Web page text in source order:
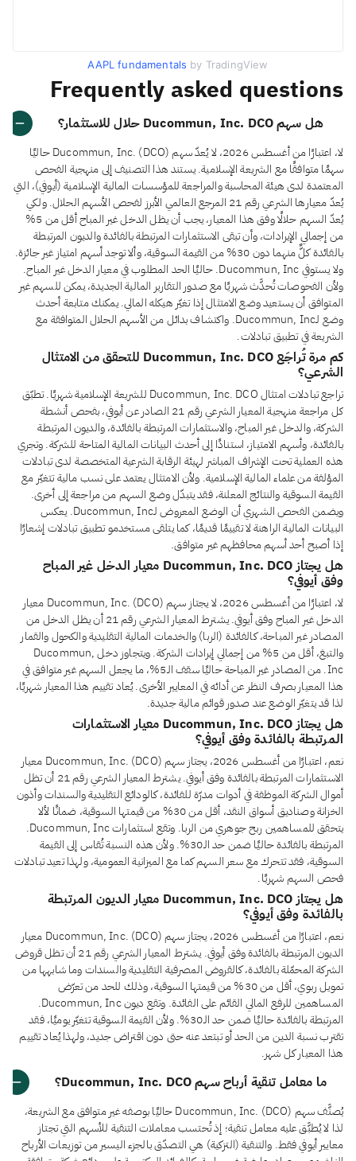
AAPL fundamentals by TradingView
Frequently asked questions
هل سهم Ducommun, Inc. DCO حلال للاستثمار؟
لا، اعتبارًا من أغسطس 2026، لا يُعدّ سهم Ducommun, Inc. (DCO) حاليًا
سهمًا متوافقًا مع الشريعة الإسلامية. يستند هذا التصنيف إلى منهجية الفحص
المعتمدة لدى هيئة المحاسبة والمراجعة للمؤسسات المالية الإسلامية (أيوفي)، التي
يُعدّ معيارها الشرعي رقم 21 المرجع العالمي الأبرز لفحص الأسهم الحلال. ولكي
يُعدّ السهم حلالًا وفق هذا المعيار، يجب أن يظل الدخل غير المباح أقل من 5%
من إجمالي الإيرادات، وأن تبقى الاستثمارات المرتبطة بالفائدة والديون المرتبطة
بالفائدة كلٌّ منهما دون 30% من القيمة السوقية، وألا توجد أسهم امتياز غير جائزة.
ولا يستوفي Ducommun, Inc. حاليًا الحد المطلوب في معيار الدخل غير المباح.
ولأن الفحوصات تُحدَّث شهريًا مع صدور التقارير المالية الجديدة، يمكن للسهم غير
المتوافق أن يستعيد وضع الامتثال إذا تغيّر هيكله المالي. يمكنك متابعة أحدث
وضع لـDucommun, Inc. واكتشاف بدائل من الأسهم الحلال المتوافقة مع
الشريعة في تطبيق تبادلات.
كم مرة تُراجَع Ducommun, Inc. DCO للتحقق من الامتثال
الشرعي؟
تراجع تبادلات امتثال Ducommun, Inc. DCO للشريعة الإسلامية شهريًا. تطبّق
كل مراجعة منهجية المعيار الشرعي رقم 21 الصادر عن أيوفي، بفحص أنشطة
الشركة، والدخل غير المباح، والاستثمارات المرتبطة بالفائدة، والديون المرتبطة
بالفائدة، وأسهم الامتياز، استنادًا إلى أحدث البيانات المالية المتاحة للشركة. وتجري
هذه العملية تحت الإشراف المباشر لهيئة الرقابة الشرعية المتخصصة لدى تبادلات
المؤلفة من علماء المالية الإسلامية. ولأن الامتثال يعتمد على نسب مالية تتغيّر مع
القيمة السوقية والنتائج المعلنة، فقد يتبدّل وضع السهم من مراجعة إلى أخرى.
ويضمن الفحص الشهري أن الوضع المعروض لـDucommun, Inc. يعكس
البيانات المالية الراهنة لا تقييمًا قديمًا، كما يتلقى مستخدمو تطبيق تبادلات إشعارًا
إذا أصبح أحد أسهم محافظهم غير متوافق.
هل يجتاز Ducommun, Inc. DCO معيار الدخل غير المباح
وفق أيوفي؟
لا، اعتبارًا من أغسطس 2026، لا يجتاز سهم Ducommun, Inc. (DCO) معيار
الدخل غير المباح وفق أيوفي. يشترط المعيار الشرعي رقم 21 أن يظل الدخل من
المصادر غير المباحة، كالفائدة (الربا) والخدمات المالية التقليدية والكحول والقمار
والتبغ، أقل من 5% من إجمالي إيرادات الشركة. ويتجاوز دخل Ducommun,
Inc. من المصادر غير المباحة حاليًا سقف الـ5%، ما يجعل السهم غير متوافق في
هذا المعيار بصرف النظر عن أدائه في المعايير الأخرى. يُعاد تقييم هذا المعيار شهريًا،
لذا قد يتغيّر الوضع عند صدور قوائم مالية جديدة.
هل يجتاز Ducommun, Inc. DCO معيار الاستثمارات
المرتبطة بالفائدة وفق أيوفي؟
نعم، اعتبارًا من أغسطس 2026، يجتاز سهم Ducommun, Inc. (DCO) معيار
الاستثمارات المرتبطة بالفائدة وفق أيوفي. يشترط المعيار الشرعي رقم 21 أن تظل
أموال الشركة الموظفة في أدوات مدرّة للفائدة، كالودائع التقليدية والسندات وأذون
الخزانة وصناديق أسواق النقد، أقل من 30% من قيمتها السوقية، ضمانًا لألا
يتحقق للمساهمين ربح جوهري من الربا. وتقع استثمارات Ducommun, Inc.
المرتبطة بالفائدة حاليًا ضمن حد الـ30%. ولأن هذه النسبة تُقاس إلى القيمة
السوقية، فقد تتحرك مع سعر السهم كما مع الميزانية العمومية، ولهذا تعيد تبادلات
فحص السهم شهريًا.
هل يجتاز Ducommun, Inc. DCO معيار الديون المرتبطة
بالفائدة وفق أيوفي؟
نعم، اعتبارًا من أغسطس 2026، يجتاز سهم Ducommun, Inc. (DCO) معيار
الديون المرتبطة بالفائدة وفق أيوفي. يشترط المعيار الشرعي رقم 21 أن تظل قروض
الشركة المحمّلة بالفائدة، كالقروض المصرفية التقليدية والسندات وما شابهها من
تمويل ربوي، أقل من 30% من قيمتها السوقية، وذلك للحد من تعرّض
المساهمين للرفع المالي القائم على الفائدة. وتقع ديون Ducommun, Inc.
المرتبطة بالفائدة حاليًا ضمن حد الـ30%. ولأن القيمة السوقية تتغيّر يوميًا، فقد
تقترب نسبة الدين من الحد أو تبتعد عنه حتى دون اقتراض جديد، ولهذا يُعاد تقييم
هذا المعيار كل شهر.
ما معامل تنقية أرباح سهم Ducommun, Inc. DCO؟
يُصنَّف سهم Ducommun, Inc. (DCO) حاليًا بوصفه غير متوافق مع الشريعة،
لذا لا يُطبَّق عليه معامل تنقية؛ إذ تُحتسب معاملات التنقية للأسهم التي تجتاز
معايير أيوفي فقط. والتنقية (التزكية) هي التصدّق بالجزء اليسير من توزيعات الأرباح